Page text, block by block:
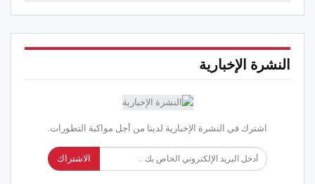
النشرة الإخبارية
اشترك في النشرة الإخبارية لدينا من أجل مواكبة التطورات.
الاشتراك